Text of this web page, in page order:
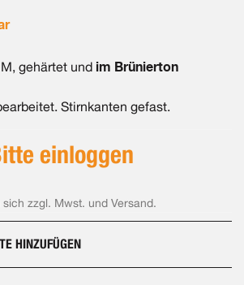
gehärtet und im Brünierton
Stirnkanten gefast.
einloggen
zzgl. Mwst. und Versand.
HINZUFÜGEN